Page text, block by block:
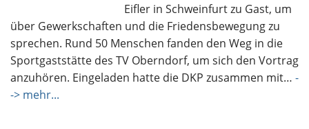
Eifler in Schweinfurt zu Gast, um
über Gewerkschaften und die Friedensbewegung zu
sprechen. Rund 50 Menschen fanden den Weg in die
Sportgaststätte des TV Oberndorf, um sich den Vortrag
anzuhören. Eingeladen hatte die DKP zusammen mit… -
-> mehr...